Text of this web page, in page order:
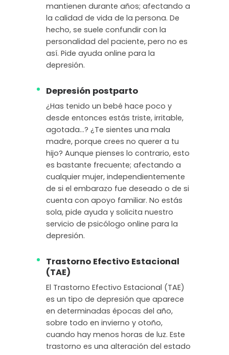
mantienen durante años; afectando a
la calidad de vida de la persona. De
hecho, se suele confundir con la
personalidad del paciente, pero no es
así. Pide ayuda online para la
depresión.
Depresión postparto
¿Has tenido un bebé hace poco y
desde entonces estás triste, irritable,
agotada…? ¿Te sientes una mala
madre, porque crees no querer a tu
hijo? Aunque pienses lo contrario, esto
es bastante frecuente; afectando a
cualquier mujer, independientemente
de si el embarazo fue deseado o de si
cuenta con apoyo familiar. No estás
sola, pide ayuda y solicita nuestro
servicio de psicólogo online para la
depresión.
Trastorno Efectivo Estacional
(TAE)
El Trastorno Efectivo Estacional (TAE)
es un tipo de depresión que aparece
en determinadas épocas del año,
sobre todo en invierno y otoño,
cuando hay menos horas de luz. Este
trastorno es una alteración del estado